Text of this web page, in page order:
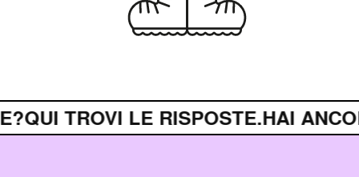
TROVI LE RISPOSTE.HAI ANCORA